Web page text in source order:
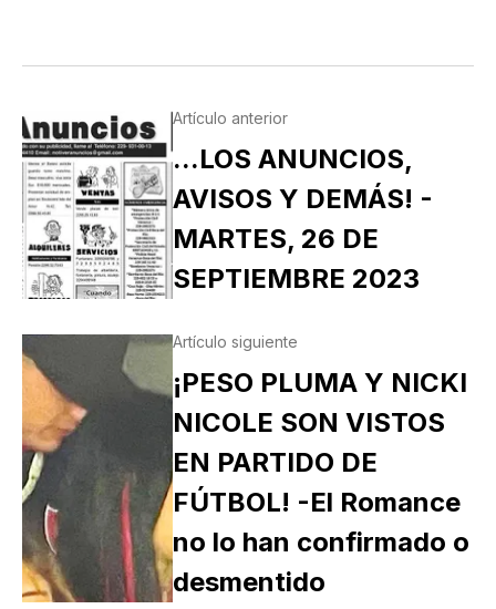
Artículo anterior
...LOS ANUNCIOS,
AVISOS Y DEMÁS! -
MARTES, 26 DE
SEPTIEMBRE 2023
Artículo siguiente
¡PESO PLUMA Y NICKI
NICOLE SON VISTOS
EN PARTIDO DE
FÚTBOL! -El Romance
no lo han confirmado o
desmentido